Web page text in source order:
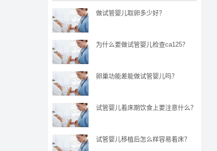
做试管婴儿取卵多少好？
为什么要做试管婴儿检查ca125？
卵巢功能差能做试管婴儿吗？
试管婴儿着床期饮食上要注意什么？
试管婴儿移植后怎么样容易着床？